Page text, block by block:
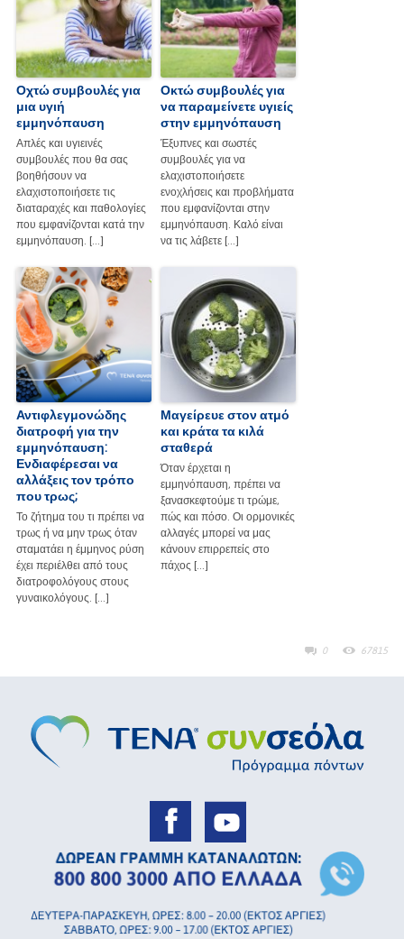
0 67815
Οχτώ συμβουλές για
μια υγιή
εμμηνόπαυση
Απλές και υγιεινές
συμβουλές που θα σας
βοηθήσουν να
ελαχιστοποιήσετε τις
διαταραχές και παθολογίες
που εμφανίζονται κατά την
εμμηνόπαυση. […]
Οκτώ συμβουλές για
να παραμείνετε υγιείς
στην εμμηνόπαυση
Έξυπνες και σωστές
συμβουλές για να
ελαχιστοποιήσετε
ενοχλήσεις και προβλήματα
που εμφανίζονται στην
εμμηνόπαυση. Καλό είναι
να τις λάβετε […]
Αντιφλεγμονώδης
διατροφή για την
εμμηνόπαυση:
Ενδιαφέρεσαι να
αλλάξεις τον τρόπο
που τρως;
Το ζήτημα του τι πρέπει να
τρως ή να μην τρως όταν
σταματάει η έμμηνος ρύση
έχει περιέλθει από τους
διατροφολόγους στους
γυναικολόγους. […]
Μαγείρευε στον ατμό
και κράτα τα κιλά
σταθερά
Όταν έρχεται η
εμμηνόπαυση, πρέπει να
ξανασκεφτούμε τι τρώμε,
πώς και πόσο. Οι ορμονικές
αλλαγές μπορεί να μας
κάνουν επιρρεπείς στο
πάχος […]